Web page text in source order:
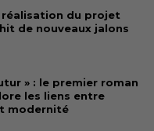
du projet
de nouveaux jalons
» : le premier roman
les liens entre
modernité